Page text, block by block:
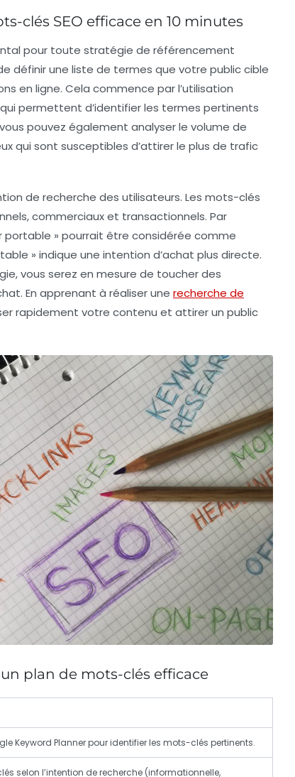
clés SEO efficace en 10 minutes
pour toute stratégie de référencement
définir une liste de termes que votre public cible
en ligne. Cela commence par l’utilisation
qui permettent d’identifier les termes pertinents
pouvez également analyser le volume de
qui sont susceptibles d’attirer le plus de trafic
de recherche des utilisateurs. Les mots-clés
commerciaux et transactionnels. Par
portable » pourrait être considérée comme
» indique une intention d’achat plus directe.
vous serez en mesure de toucher des
En apprenant à réaliser une recherche de
rapidement votre contenu et attirer un public
plan de mots-clés efficace
Keyword Planner pour identifier les mots-clés pertinents.
selon l’intention de recherche (informationnelle,